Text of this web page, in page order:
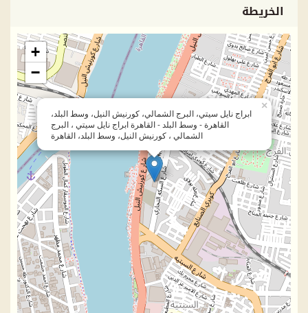
الخريطة
ابراج نايل سيتي، البرج الشمالي، كورنيش النيل، وسط البلد،
القاهرة - وسط البلد - القاهرة ابراج نايل سيتي ، البرج
الشمالي ، كورنيش النيل، وسط البلد، القاهرة
×
+
−